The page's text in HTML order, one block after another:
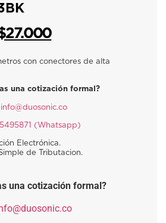
27.000
con conectores de alta
una cotización formal?
info@duosonic.co
(Whatsapp)
Electrónica.
de Tributacion.
una cotización formal?